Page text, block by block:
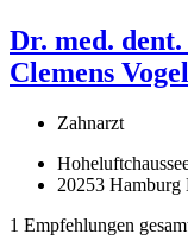
Dr. med.
Clemens
Zahnarzt
20253 Hamburg
1 Empfehlungen